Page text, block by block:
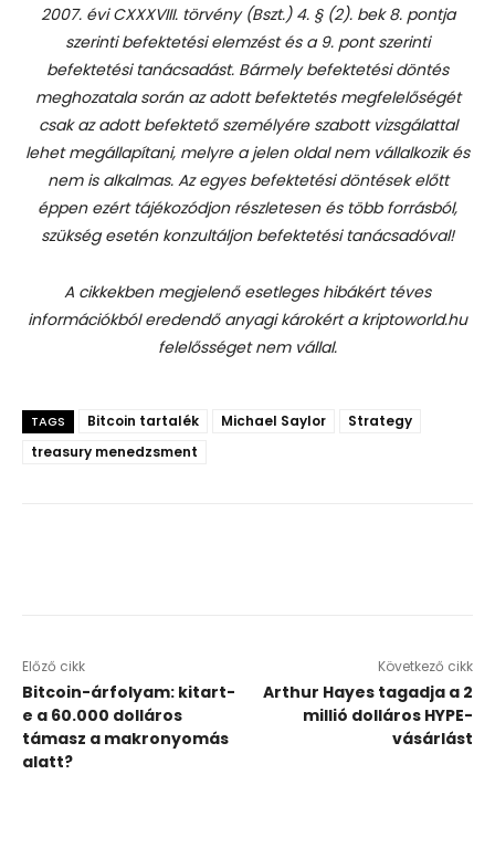
2007. évi CXXXVIII. törvény (Bszt.) 4. § (2). bek 8. pontja
szerinti befektetési elemzést és a 9. pont szerinti
befektetési tanácsadást. Bármely befektetési döntés
meghozatala során az adott befektetés megfelelőségét
csak az adott befektető személyére szabott vizsgálattal
lehet megállapítani, melyre a jelen oldal nem vállalkozik és
nem is alkalmas. Az egyes befektetési döntések előtt
éppen ezért tájékozódjon részletesen és több forrásból,
szükség esetén konzultáljon befektetési tanácsadóval!
A cikkekben megjelenő esetleges hibákért téves
információkból eredendő anyagi károkért a kriptoworld.hu
felelősséget nem vállal.
TAGS Bitcoin tartalék Michael Saylor
Strategy
treasury menedzsment
Előző cikk
Bitcoin-árfolyam: kitart-
e a 60.000 dolláros
támasz a makronyomás
alatt?
Következő cikk
Arthur Hayes tagadja a 2
millió dolláros HYPE-
vásárlást